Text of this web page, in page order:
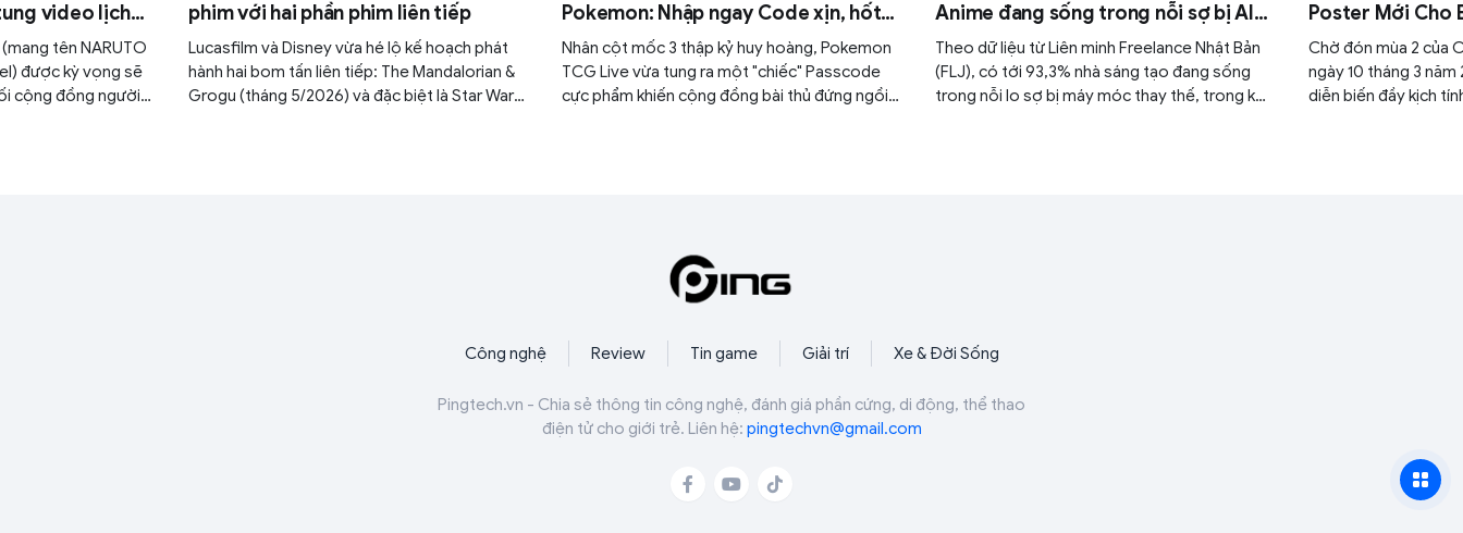
video lịch
tên NARUTO
được kỳ vọng sẽ
cộng đồng người
phim với hai phần phim liên tiếp
Lucasfilm và Disney vừa hé lộ kế hoạch phát
hành hai bom tấn liên tiếp: The Mandalorian &
Grogu (tháng 5/2026) và đặc biệt là Star Wars:
Pokemon: Nhập ngay Code xịn, hốt
trọn 30 gói Mega Evolution miễn phí!
Nhân cột mốc 3 thập kỷ huy hoàng, Pokemon
TCG Live vừa tung ra một "chiếc" Passcode
cực phẩm khiến cộng đồng bài thủ đứng ngồi
Anime đang sống trong nỗi sợ bị AI
cướp mất sinh kế
Theo dữ liệu từ Liên minh Freelance Nhật Bản
(FLJ), có tới 93,3% nhà sáng tạo đang sống
trong nỗi lo sợ bị máy móc thay thế, trong khi
Poster Mới Cho
Chờ đón mùa 2 của
ngày 10 tháng 3
diễn biến đầy kịch
Công nghệ Review Tin game Giải trí Xe & Đời Sống
Pingtech.vn - Chia sẻ thông tin công nghệ, đánh giá phần cứng, di động, thể thao
điện tử cho giới trẻ. Liên hệ: pingtechvn@gmail.com